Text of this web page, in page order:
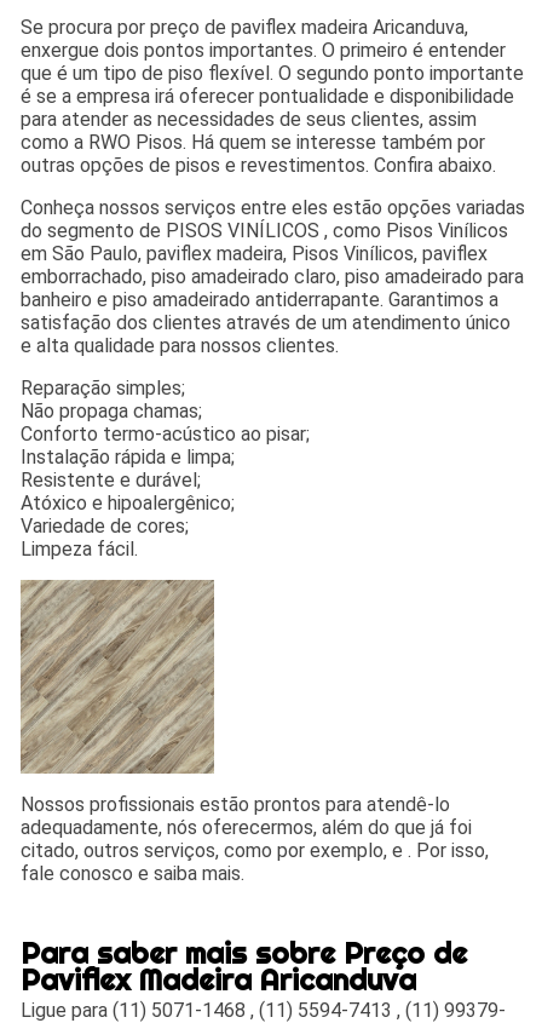
Se procura por preço de paviflex madeira Aricanduva,
enxergue dois pontos importantes. O primeiro é entender
que é um tipo de piso flexível. O segundo ponto importante
é se a empresa irá oferecer pontualidade e disponibilidade
para atender as necessidades de seus clientes, assim
como a RWO Pisos. Há quem se interesse também por
outras opções de pisos e revestimentos. Confira abaixo.
Conheça nossos serviços entre eles estão opções variadas
do segmento de PISOS VINÍLICOS , como Pisos Vinílicos
em São Paulo, paviflex madeira, Pisos Vinílicos, paviflex
emborrachado, piso amadeirado claro, piso amadeirado para
banheiro e piso amadeirado antiderrapante. Garantimos a
satisfação dos clientes através de um atendimento único
e alta qualidade para nossos clientes.
Reparação simples;
Não propaga chamas;
Conforto termo-acústico ao pisar;
Instalação rápida e limpa;
Resistente e durável;
Atóxico e hipoalergênico;
Variedade de cores;
Limpeza fácil.
Nossos profissionais estão prontos para atendê-lo
adequadamente, nós oferecermos, além do que já foi
citado, outros serviços, como por exemplo, e . Por isso,
fale conosco e saiba mais.
Para saber mais sobre Preço de
Paviflex Madeira Aricanduva
Ligue para(11) 5071-1468 ,(11) 5594-7413 ,(11) 99379-